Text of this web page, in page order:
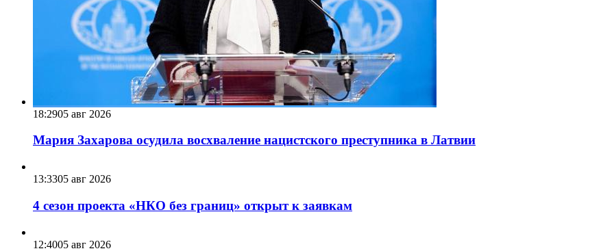
18:2905 авг 2026
Мария Захарова осудила восхваление нацистского преступника в Латвии
13:3305 авг 2026
4 сезон проекта «НКО без границ» открыт к заявкам
12:4005 авг 2026